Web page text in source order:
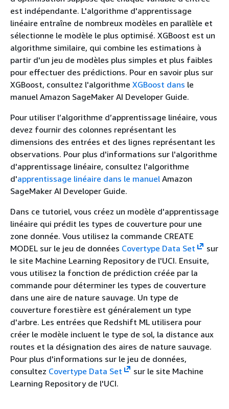
est indépendante. L'algorithme d'apprentissage
linéaire entraîne de nombreux modèles en parallèle et
sélectionne le modèle le plus optimisé. XGBoost est un
algorithme similaire, qui combine les estimations à
partir d'un jeu de modèles plus simples et plus faibles
pour effectuer des prédictions. Pour en savoir plus sur
XGBoost, consultez l'algorithme XGBoost dans le
manuel Amazon SageMaker AI Developer Guide.
Pour utiliser l’algorithme d’apprentissage linéaire, vous
devez fournir des colonnes représentant les
dimensions des entrées et des lignes représentant les
observations. Pour plus d'informations sur l'algorithme
d'apprentissage linéaire, consultez l'algorithme
d'apprentissage linéaire dans le manuel Amazon
SageMaker AI Developer Guide.
Dans ce tutoriel, vous créez un modèle d'apprentissage
linéaire qui prédit les types de couverture pour une
zone donnée. Vous utilisez la commande CREATE
MODEL sur le jeu de données Covertype Data Set
sur
le site Machine Learning Repository de l'UCI. Ensuite,
vous utilisez la fonction de prédiction créée par la
commande pour déterminer les types de couverture
dans une aire de nature sauvage. Un type de
couverture forestière est généralement un type
d'arbre. Les entrées que Redshift ML utilisera pour
créer le modèle incluent le type de sol, la distance aux
routes et la désignation des aires de nature sauvage.
Pour plus d'informations sur le jeu de données,
consultez Covertype Data Set
sur le site Machine
Learning Repository de l'UCI.